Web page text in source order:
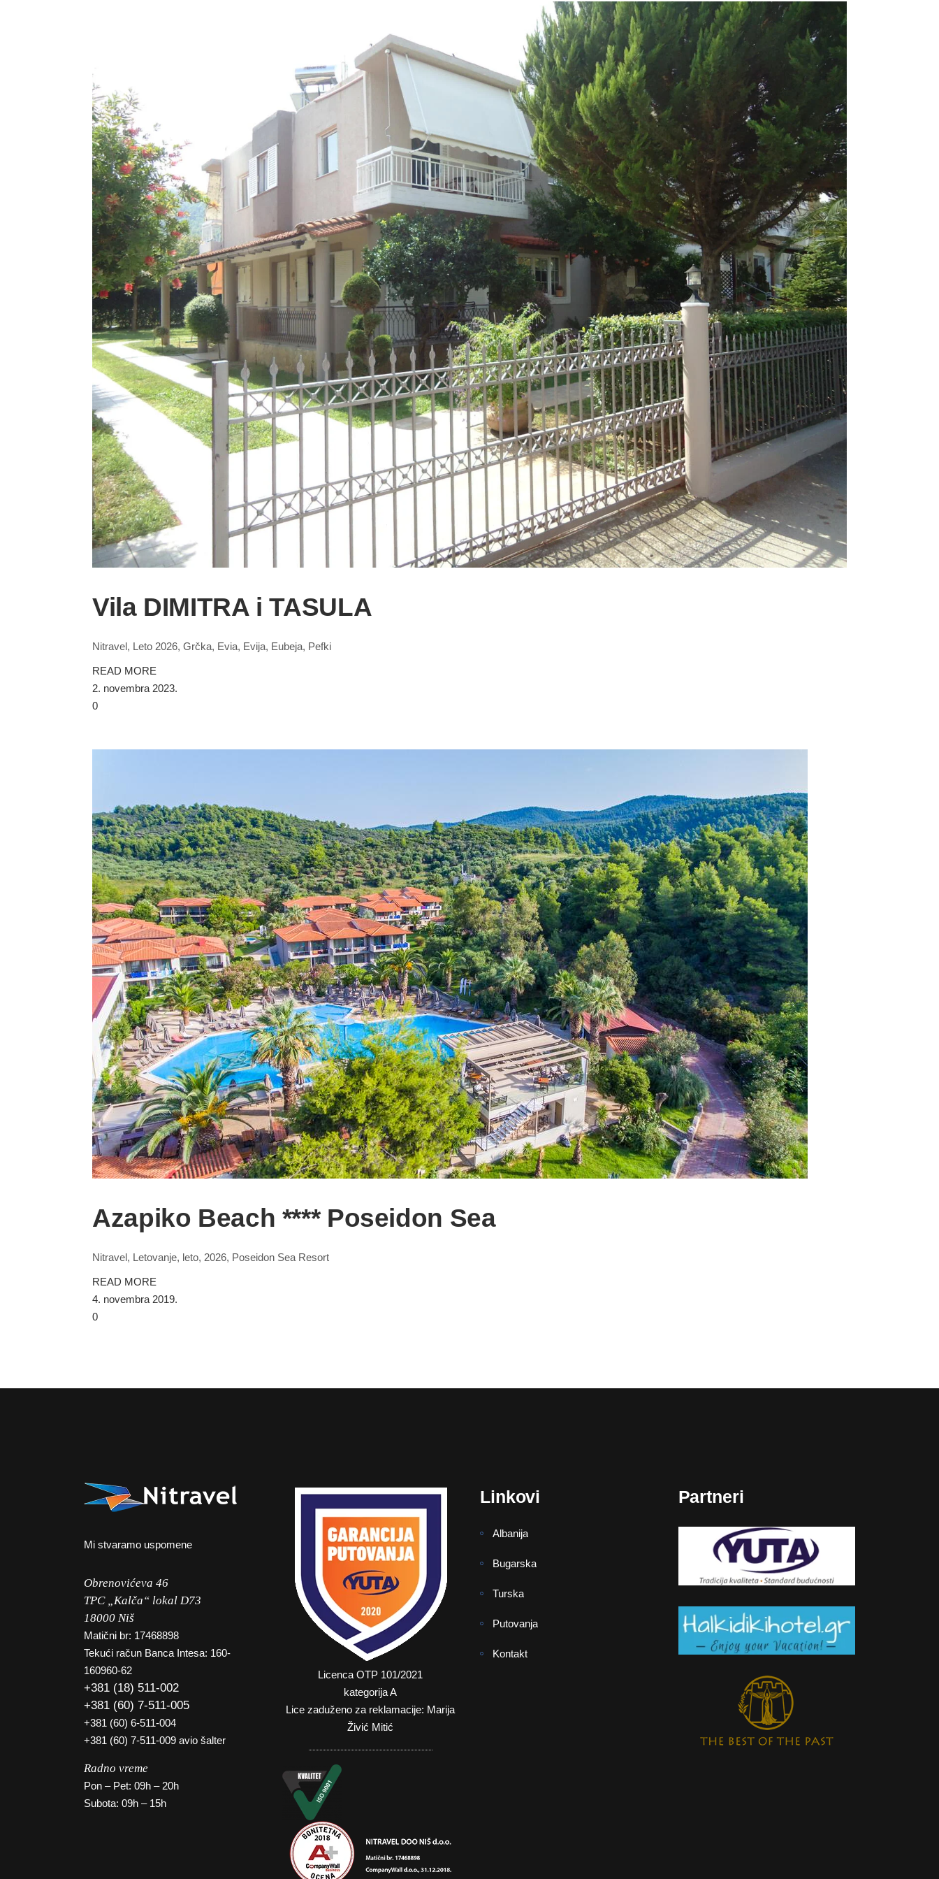
Vila DIMITRA i TASULA
Nitravel, Leto 2026, Grčka, Evia, Evija, Eubeja, Pefki
READ MORE
2. novembra 2023.
0
Azapiko Beach **** Poseidon Sea
Nitravel, Letovanje, leto, 2026, Poseidon Sea Resort
READ MORE
4. novembra 2019.
0
Mi stvaramo uspomene
Obrenovićeva 46
TPC „Kalča“ lokal D73
18000 Niš
Matični br: 17468898
Tekući račun Banca Intesa: 160-
160960-62
+381 (18) 511-002
+381 (60) 7-511-005
+381 (60) 6-511-004
+381 (60) 7-511-009 avio šalter
Radno vreme
Pon – Pet: 09h – 20h
Subota: 09h – 15h
Licenca OTP 101/2021
kategorija A
Lice zaduženo za reklamacije: Marija
Živić Mitić
Linkovi
Albanija
Bugarska
Turska
Putovanja
Kontakt
Partneri